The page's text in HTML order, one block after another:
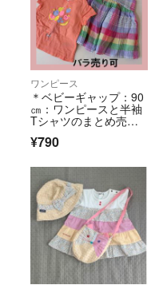
ワンピース
＊ベビーギャップ：90
㎝：ワンピースと半袖
Tシャツのまとめ売
¥790